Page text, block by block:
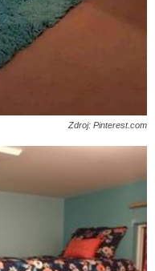
Zdroj: Pinterest.com